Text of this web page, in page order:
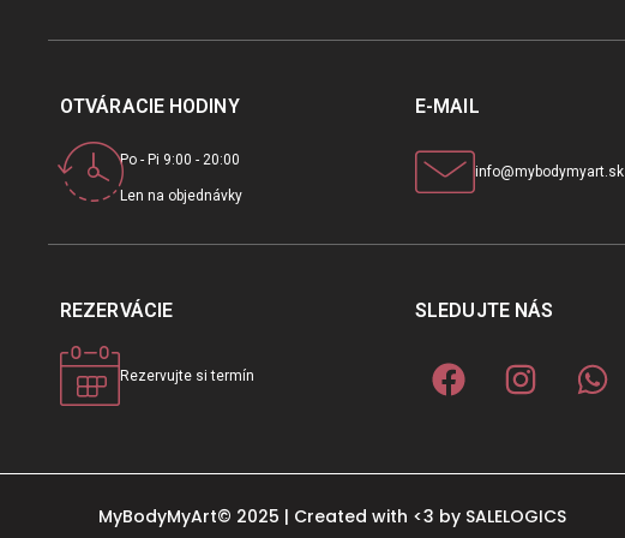
OTVÁRACIE HODINY
Po - Pi 9:00 - 20:00
Len na objednávky
E-MAIL
info@mybodymyart.sk
REZERVÁCIE
Rezervujte si termín
SLEDUJTE NÁS
MyBodyMyArt© 2025 | Created with <3 by SALELOGICS